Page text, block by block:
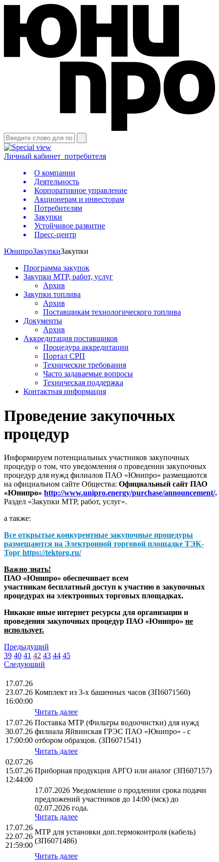
Личный кабинет потребителя
О компании
Деятельность
Корпоративное управление
Акционерам и инвесторам
Потребителям
Закупки
Устойчивое развитие
Пресс-центр
ЮнипроЗакупкиЗакупки
Программа закупок
Закупки МТР, работ, услуг
Архив
Закупки топлива
Архив
Поставщикам технологического топлива
Документы
Архив
Аккредитация поставщиков
Процедура аккредитации
Портал СРП
Технические требования
Часто задаваемые вопросы
Техническая поддержка
Контактная информация
Проведение закупочных
процедур
Информируем потенциальных участников закупочных
процедур о том, что уведомления о проведении закупочных
процедур для нужд филиалов ПАО «Юнипро» размещаются
на официальном сайте Общества: Официальный сайт ПАО
«Юнипро» http://www.unipro.energy/purchase/announcement/.
Раздел «Закупки МТР, работ, услуг».
а также:
Все открытые конкурентные закупочные процедуры
размещаются на Электронной торговой площадке ТЭК-
Торг https://tektorg.ru/
Важно знать!
ПАО «Юнипро» обеспечивает всем
участникам бесплатный доступ к участию в закупочных
процедурах на электронных торговых площадках.
Никакие иные интернет ресурсы для организации и
проведения закупочных процедур ПАО «Юнипро» не
использует.
Предыдущий
39 40 41 42 43 44 45
Следующий
17.07.26
23.07.26
16:00:00
Комплект из 3-х башенных часов (ЗП6071560)
Читать далее
17.07.26
30.07.26
17:00:00
Поставка МТР (Фильтры водоочистки) для нужд
филиала Яйвинская ГРЭС ПАО «Юнипро» - с
отбором образцов. (ЗП6071541)
Читать далее
02.07.26
15.07.26
12:44:00
Приборная продукция АРГО или аналог (ЗП607157)
17.07.2026 Уведомление о продлении срока подачи
предложений участников до 14:00 (мск) до
02.07.2026 года.
Читать далее
17.07.26
22.07.26
21:59:00
МТР для установки доп.термоконтроля (кабель)
(ЗП6071486)
Читать далее